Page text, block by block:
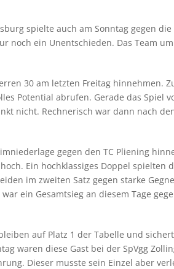
spielte auch am Sonntag gegen
noch ein Unentschieden. Das Team
30 am letzten Freitag hinnehmen.
Potential abrufen. Gerade das
nicht. Rechnerisch war dann nach
gegen den TC Pliening
Ein hochklassiges Doppel
im zweiten Satz gegen starke
ein Gesamtsieg an diesem Tage
auf Platz 1 der Tabelle und
waren diese Gast bei der SpVgg
Dieser musste sein Einzel aber